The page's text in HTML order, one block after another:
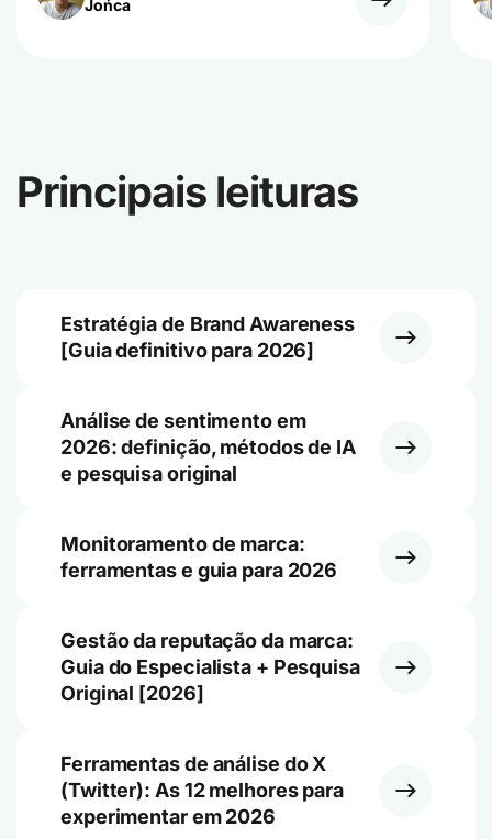
Jońca
Principais leituras
Estratégia de Brand Awareness
[Guia definitivo para 2026]
Análise de sentimento em
2026: definição, métodos de IA
e pesquisa original
Monitoramento de marca:
ferramentas e guia para 2026
Gestão da reputação da marca:
Guia do Especialista + Pesquisa
Original [2026]
Ferramentas de análise do X
(Twitter): As 12 melhores para
experimentar em 2026